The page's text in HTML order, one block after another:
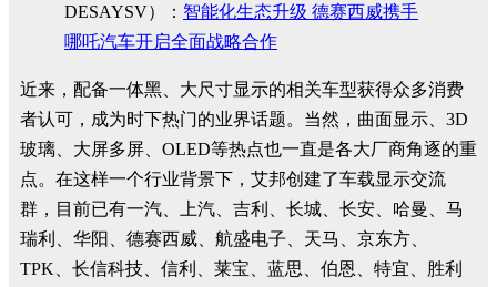
DESAYSV）： 智能化生态升级 德赛西威携手
哪吒汽车开启全面战略合作
近来，配备一体黑、大尺寸显示的相关车型获得众多消费
者认可，成为时下热门的业界话题。当然，曲面显示、3D
玻璃、大屏多屏、OLED等热点也一直是各大厂商角逐的重
点。在这样一个行业背景下，艾邦创建了车载显示交流
群，目前已有一汽、上汽、吉利、长城、长安、哈曼、马
瑞利、华阳、德赛西威、航盛电子、天马、京东方、
TPK、长信科技、信利、莱宝、蓝思、伯恩、特宜、胜利